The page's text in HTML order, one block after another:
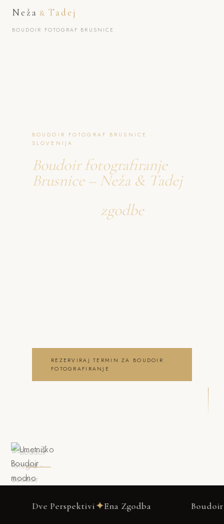
Neža & Tadej
BOUDOIR FOTOGRAF BRUSNICE
BOUDOIR FOTOGRAF BRUSNICE ·
SLOVENIJA
Boudoir fotografiranje
Brusnice – Neža & Tadej
zgodbe
o boudoir fotografiranje
REZERVIRAJ TERMIN ZA BOUDOIR
FOTOGRAFIRANJE
Perspektivi✦Ena Zgodba Boudoir